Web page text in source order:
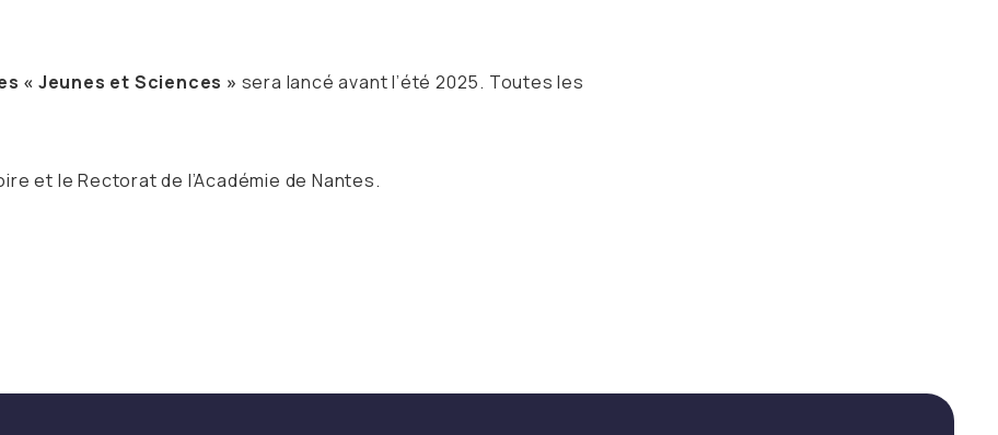
« Jeunes et Sciences » sera lancé avant l’été 2025. Toutes les
et le Rectorat de l’Académie de Nantes.